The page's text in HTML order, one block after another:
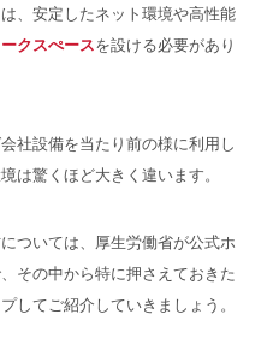
、安定したネット環境や高性能
クスぺースを設ける必要があり
社設備を当たり前の様に利用し
は驚くほど大きく違います。
ついては、厚生労働省が公式ホ
その中から特に押さえておきた
してご紹介していきましょう。